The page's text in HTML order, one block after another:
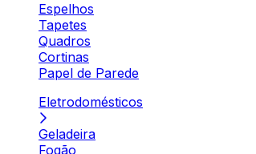
Espelhos
Tapetes
Quadros
Cortinas
Papel de Parede
Eletrodomésticos
Geladeira
Fogão